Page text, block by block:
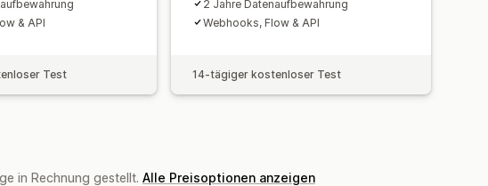
& API
Test
2 Jahre Datenaufbewahrung
Webhooks, Flow & API
14-tägiger kostenloser Test
in Rechnung gestellt. Alle Preisoptionen anzeigen